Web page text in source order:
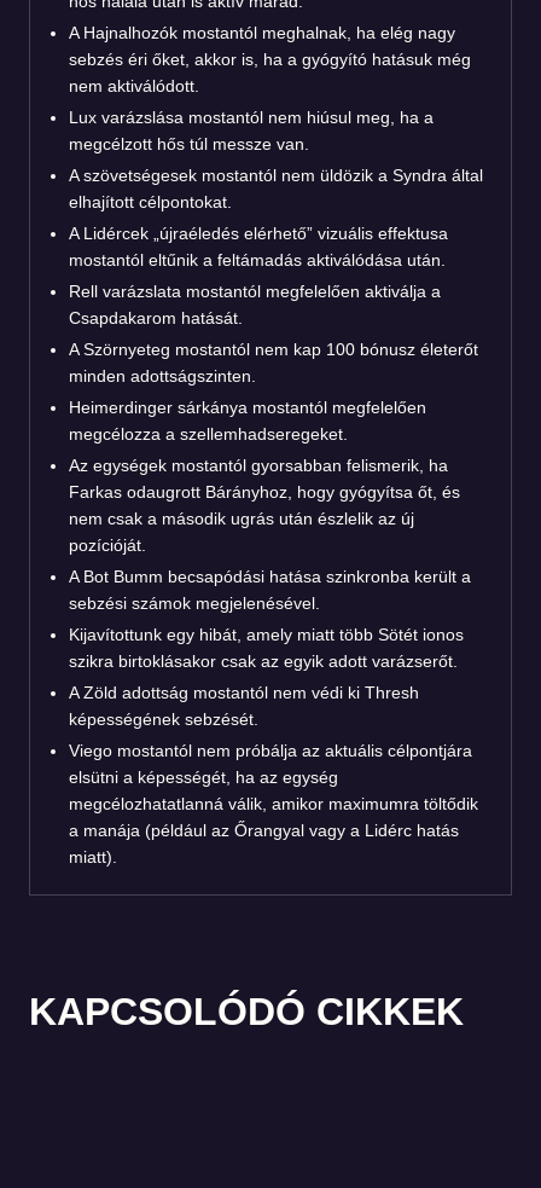
A Hajnalhozók mostantól meghalnak, ha elég nagy
sebzés éri őket, akkor is, ha a gyógyító hatásuk még
nem aktiválódott.
Lux varázslása mostantól nem hiúsul meg, ha a
megcélzott hős túl messze van.
A szövetségesek mostantól nem üldözik a Syndra által
elhajított célpontokat.
A Lidércek „újraéledés elérhető” vizuális effektusa
mostantól eltűnik a feltámadás aktiválódása után.
Rell varázslata mostantól megfelelően aktiválja a
Csapdakarom hatását.
A Szörnyeteg mostantól nem kap 100 bónusz életerőt
minden adottságszinten.
Heimerdinger sárkánya mostantól megfelelően
megcélozza a szellemhadseregeket.
Az egységek mostantól gyorsabban felismerik, ha
Farkas odaugrott Bárányhoz, hogy gyógyítsa őt, és
nem csak a második ugrás után észlelik az új
pozícióját.
A Bot Bumm becsapódási hatása szinkronba került a
sebzési számok megjelenésével.
Kijavítottunk egy hibát, amely miatt több Sötét ionos
szikra birtoklásakor csak az egyik adott varázserőt.
A Zöld adottság mostantól nem védi ki Thresh
képességének sebzését.
Viego mostantól nem próbálja az aktuális célpontjára
elsütni a képességét, ha az egység
megcélozhatatlanná válik, amikor maximumra töltődik
a manája (például az Őrangyal vagy a Lidérc hatás
miatt).
KAPCSOLÓDÓ CIKKEK